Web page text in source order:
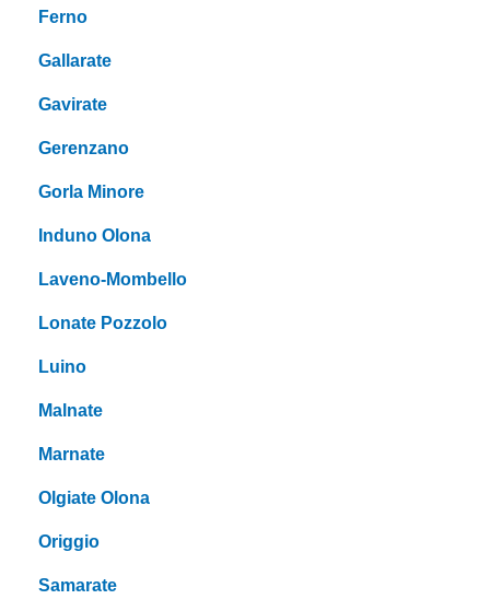
Ferno
Gallarate
Gavirate
Gerenzano
Gorla Minore
Induno Olona
Laveno-Mombello
Lonate Pozzolo
Luino
Malnate
Marnate
Olgiate Olona
Origgio
Samarate